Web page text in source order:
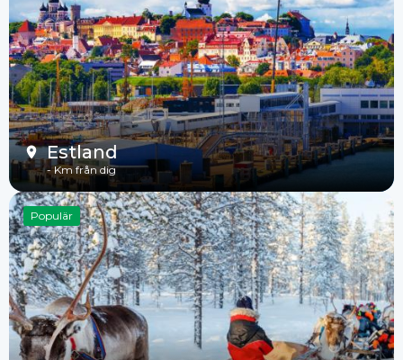
Estland
-Km från dig
Populär